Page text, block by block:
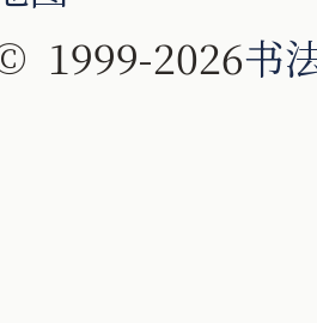
1999-2026书